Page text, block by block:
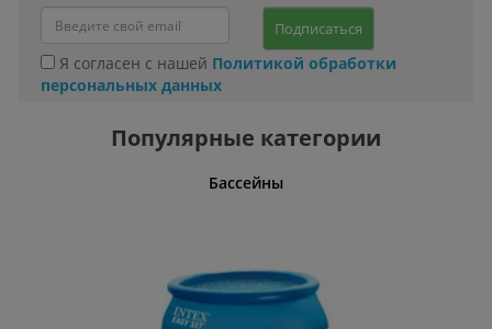
Подписаться
Я согласен с нашей Политикой обработки
персональных данных
Популярные категории
Бассейны